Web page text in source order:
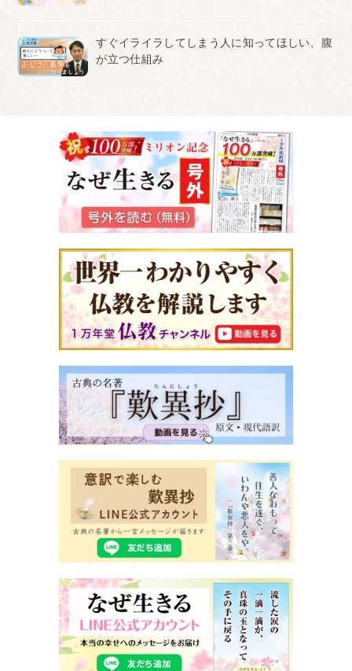
すぐイライラしてしまう人に知ってほしい、腹
が立つ仕組み